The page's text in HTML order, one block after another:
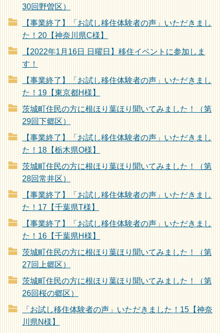
30回野曽区）
【事業終了】「お試し移住体験者の声」いただきまし
た！20【神奈川県C様】
【2022年1月16日 日曜日】移住イベントに参加しま
す！
【事業終了】「お試し移住体験者の声」いただきまし
た！19【東京都H様】
茨城町住民の方に根ほり葉ほり聞いてみました！（第
29回下郷区）
【事業終了】「お試し移住体験者の声」いただきまし
た！18【栃木県O様】
茨城町住民の方に根ほり葉ほり聞いてみました！（第
28回常井区）
【事業終了】「お試し移住体験者の声」いただきまし
た！17【千葉県T様】
【事業終了】「お試し移住体験者の声」いただきまし
た！16【千葉県H様】
茨城町住民の方に根ほり葉ほり聞いてみました！（第
27回上郷区）
茨城町住民の方に根ほり葉ほり聞いてみました！（第
26回桜の郷区）
「お試し移住体験者の声」いただきました！15【神奈
川県N様】